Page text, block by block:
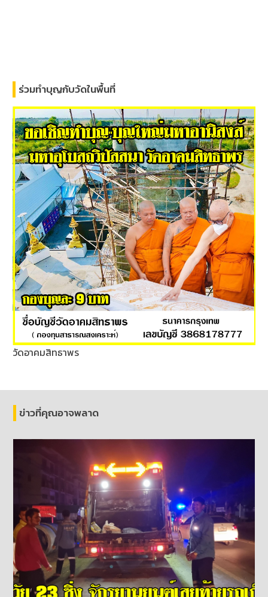
ร่วมทำบุญกับวัดในพื้นที่
วัดอาคมสิทธาพร
ข่าวที่คุณอาจพลาด